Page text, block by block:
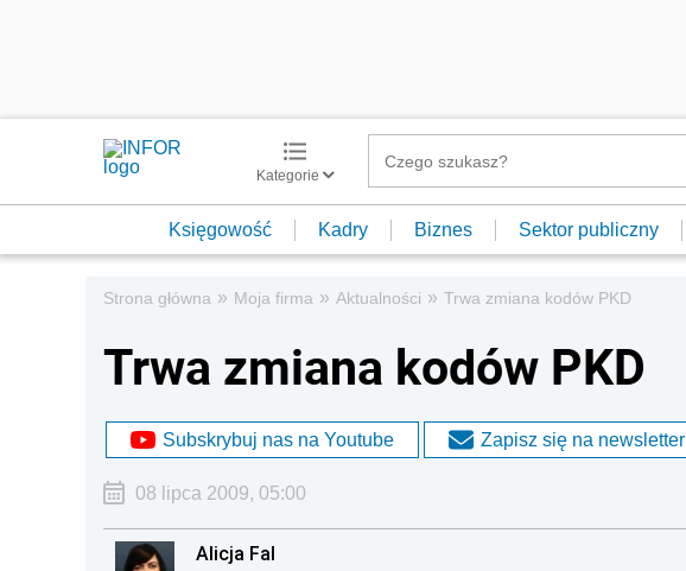
Kategorie
Księgowość Kadry Biznes Sektor publiczny
Strona główna » Moja firma » Aktualności » Trwa zmiana kodów PKD
Trwa zmiana kodów PKD
Subskrybuj nas na Youtube Zapisz się na newsletter
08 lipca 2009, 05:00
Alicja Fal